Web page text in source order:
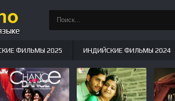
ФИЛЬМЫ 2025 ИНДИЙСКИЕ ФИЛЬМЫ 2024
НОВЫЕ